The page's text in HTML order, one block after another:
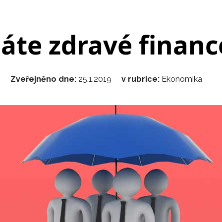
zdravé
Zveřejněno dne: 25.1.2019 v rubrice: Ekonomika